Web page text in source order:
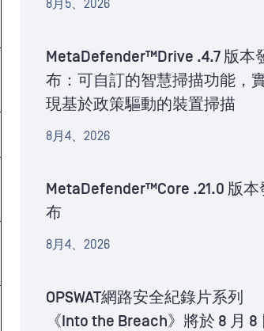
8月5、2026
MetaDefender™Drive .4.7 版本
布：可自訂的智慧掃描功能，
現基於政策驅動的裝置掃描
8月4、2026
MetaDefender™Core .21.0 版本
布
8月4、2026
OPSWAT網路安全紀錄片系列
《Into the Breach》將於 8 月 8